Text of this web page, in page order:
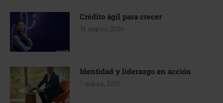
Crédito ágil para crecer
31 marzo, 2026
Identidad y liderazgo en acción
7 marzo, 2026